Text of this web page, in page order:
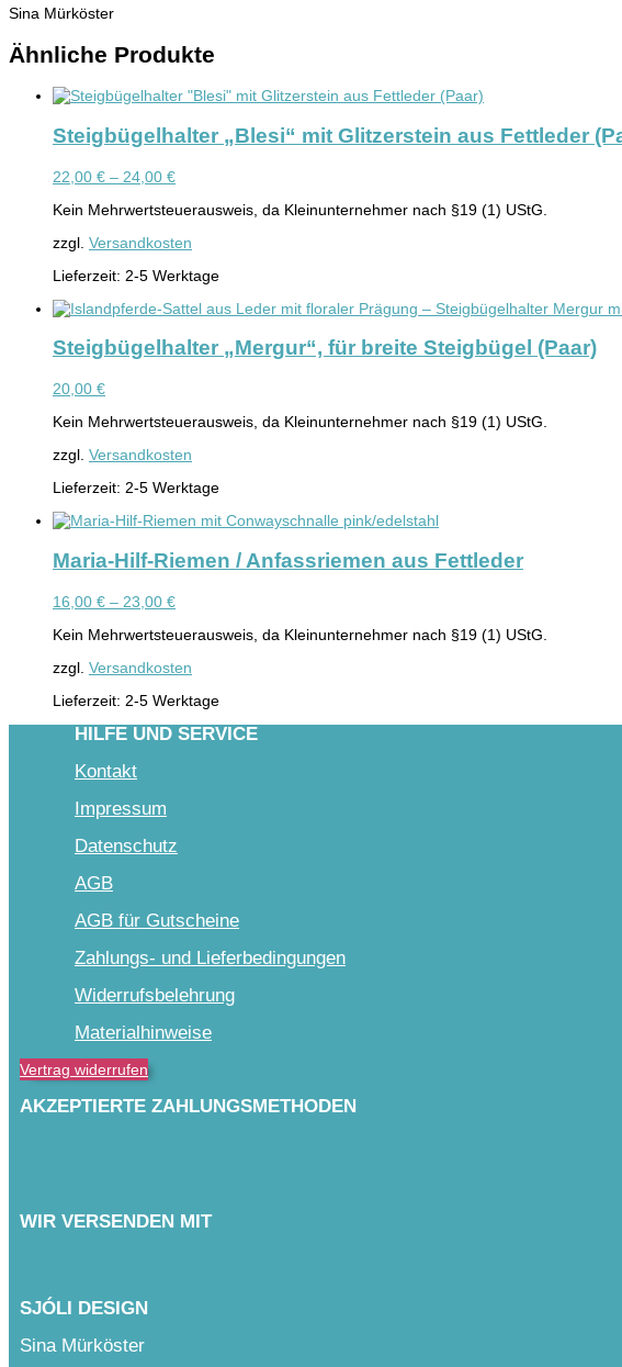
Sina Mürköster
Ähnliche Produkte
Steigbügelhalter „Blesi“ mit Glitzerstein aus Fettleder
22,00 € – 24,00 €
Kein Mehrwertsteuerausweis, da Kleinunternehmer nach §19 (1) UStG.
zzgl. Versandkosten
Lieferzeit: 2-5 Werktage
Steigbügelhalter „Mergur“, für breite Steigbügel (Paar)
20,00 €
Kein Mehrwertsteuerausweis, da Kleinunternehmer nach §19 (1) UStG.
zzgl. Versandkosten
Lieferzeit: 2-5 Werktage
Maria-Hilf-Riemen / Anfassriemen aus Fettleder
16,00 € – 23,00 €
Kein Mehrwertsteuerausweis, da Kleinunternehmer nach §19 (1) UStG.
zzgl. Versandkosten
Lieferzeit: 2-5 Werktage
HILFE UND SERVICE
Kontakt
Impressum
Datenschutz
AGB
AGB für Gutscheine
Zahlungs- und Lieferbedingungen
Widerrufsbelehrung
Materialhinweise
Vertrag widerrufen
AKZEPTIERTE ZAHLUNGSMETHODEN
WIR VERSENDEN MIT
SJÓLI DESIGN
Sina Mürköster